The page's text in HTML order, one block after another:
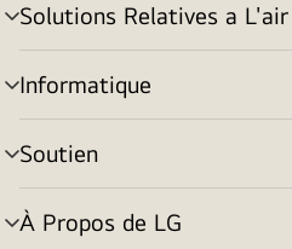
Solutions Relatives a L'air
menu
basculement
Informatique
menu
basculement
Soutien
menu
basculement
À Propos de LG
menu